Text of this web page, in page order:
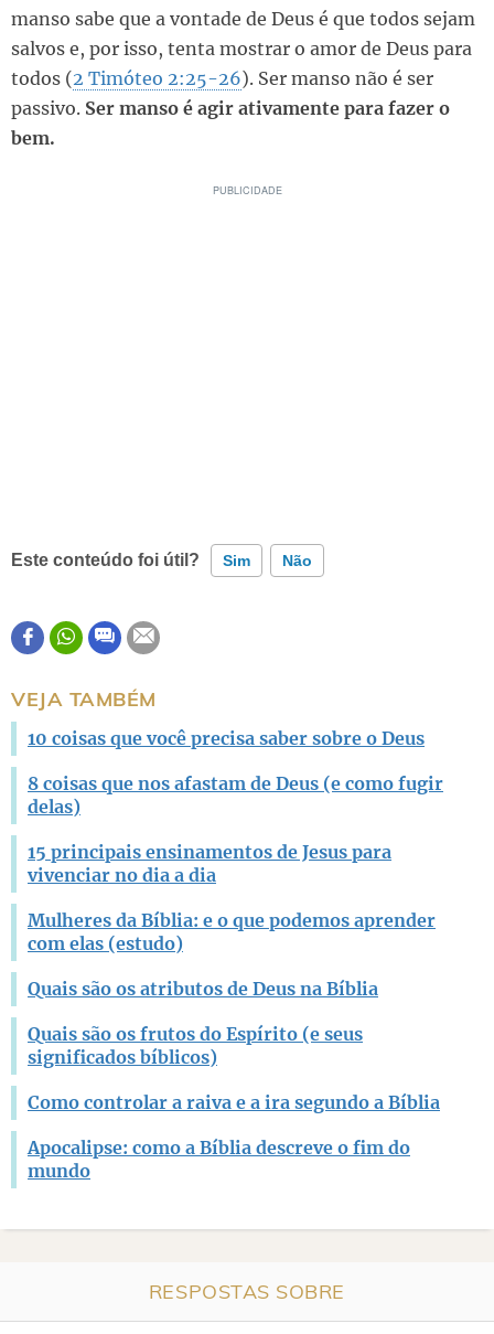
manso sabe que a vontade de Deus é que todos sejam
salvos e, por isso, tenta mostrar o amor de Deus para
todos (2 Timóteo 2:25-26). Ser manso não é ser
passivo. Ser manso é agir ativamente para fazer o
bem.
Este conteúdo foi útil? Sim Não
Este conteúdo contém informação incorreta
VEJA TAMBÉM
10 coisas que você precisa saber sobre o Deus
8 coisas que nos afastam de Deus (e como fugir
delas)
15 principais ensinamentos de Jesus para
vivenciar no dia a dia
Mulheres da Bíblia: e o que podemos aprender
com elas (estudo)
Quais são os atributos de Deus na Bíblia
Quais são os frutos do Espírito (e seus
significados bíblicos)
Como controlar a raiva e a ira segundo a Bíblia
Apocalipse: como a Bíblia descreve o fim do
mundo
RESPOSTAS SOBRE